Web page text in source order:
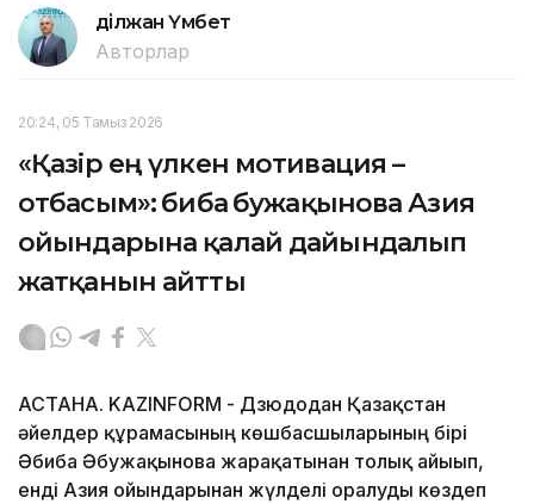
Әділжан Үмбет
Авторлар
20:24, 05 Тамыз 2026
«Қазір ең үлкен мотивация –
отбасым»: Әбиба Әбужақынова Азия
ойындарына қалай дайындалып
жатқанын айтты
АСТАНА. KAZINFORM - Дзюдодан Қазақстан
әйелдер құрамасының көшбасшыларының бірі
Әбиба Әбужақынова жарақатынан толық айығып,
енді Азия ойындарынан жүлделі оралуды көздеп